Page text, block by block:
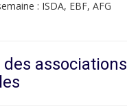
: ISDA, EBF, AFG
associations